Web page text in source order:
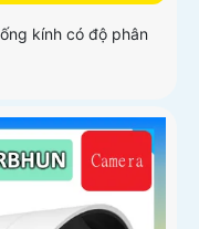
kính có độ phân